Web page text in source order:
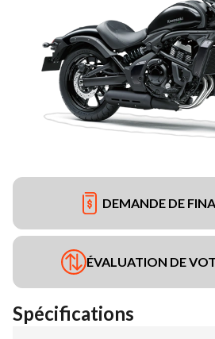
DEMANDE DE
ÉVALUATION DE
Spécifications